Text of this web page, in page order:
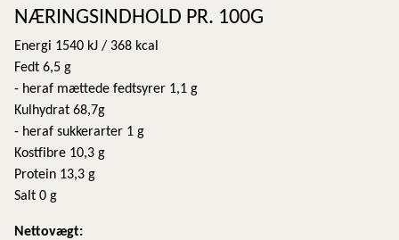
NÆRINGSINDHOLD PR. 100G
Energi 1540 kJ / 368 kcal
Fedt 6,5 g
- heraf mættede fedtsyrer 1,1 g
Kulhydrat 68,7g
- heraf sukkerarter 1 g
Kostfibre 10,3 g
Protein 13,3 g
Salt 0 g
Nettovægt: